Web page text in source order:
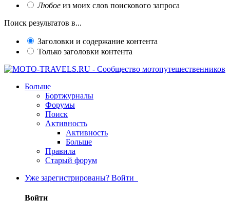
Любое из моих слов поискового запроса
Поиск результатов в...
Заголовки и содержание контента
Только заголовки контента
Больше
Бортжурналы
Форумы
Поиск
Активность
Активность
Больше
Правила
Старый форум
Уже зарегистрированы? Войти
Войти